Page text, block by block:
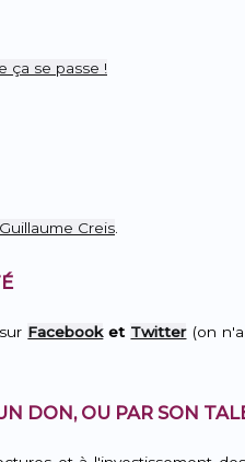
ça se passe !
Guillaume Creis.
Facebooket Twitter(on n'a
DON, OU PAR SON